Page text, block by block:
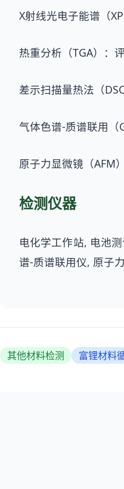
X射线光电子能谱（
热重分析（TGA）：
差示扫描量热法（
气体色谱-质谱联用（
原子力显微镜（AFM
检测仪器
电化学工作站, 电池
谱-质谱联用仪, 原子
其他材料检测 富锂材料